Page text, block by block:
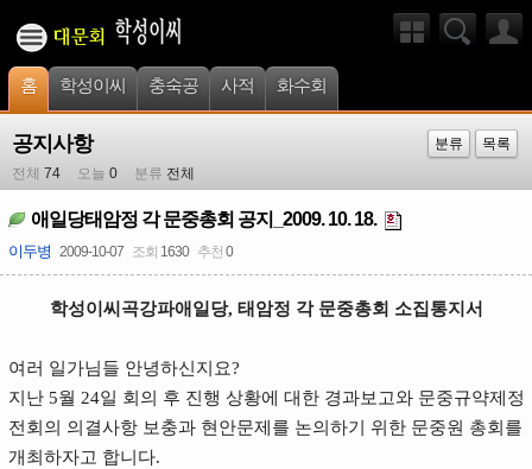
홈 학성이씨 충숙공 사적 화수회
공지사항 분류
목록
전체 74 오늘 0 분류 전체
애일당태암정 각 문중총회 공지_2009. 10. 18.
이두병 2009-10-07 조회 1630 추천 0
학성이씨곡강파애일당, 태암정 각 문중총회 소집통지서
여러 일가님들 안녕하신지요?
지난 5월 24일 회의 후 진행 상황에 대한 경과보고와 문중규약제정
전회의 의결사항 보충과 현안문제를 논의하기 위한 문중원 총회를
개최하자고 합니다.